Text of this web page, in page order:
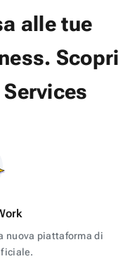
alle tue
Scopri
nuova piattaforma di